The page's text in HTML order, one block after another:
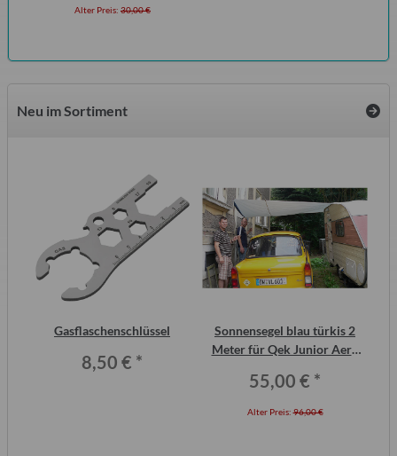
Alter Preis: 30,00 €
Neu im Sortiment
Gasflaschenschlüssel
8,50 € *
Sonnensegel blau türkis 2
Meter für Qek Junior Aero
55,00 € *
Alter Preis:96,00 €